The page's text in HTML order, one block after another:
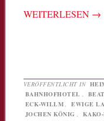
WEITERLESEN →
VERÖFFENTLICHT IN
BAHNHOFHOTEL
ECK-WILLM
EWIGE
JOCHEN KÖNIG